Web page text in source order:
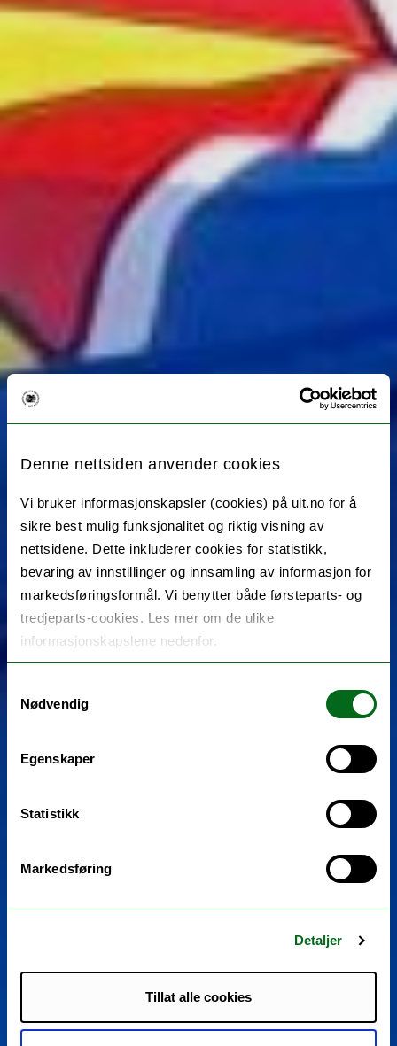
Denne nettsiden anvender cookies
Vi bruker informasjonskapsler (cookies) på uit.no for å
sikre best mulig funksjonalitet og riktig visning av
nettsidene. Dette inkluderer cookies for statistikk,
bevaring av innstillinger og innsamling av informasjon for
markedsføringsformål. Vi benytter både førsteparts- og
tredjeparts-cookies. Les mer om de ulike
informasjonskapslene nedenfor.
Nødvendig
Egenskaper
Statistikk
Markedsføring
Detaljer
Tillat alle cookies